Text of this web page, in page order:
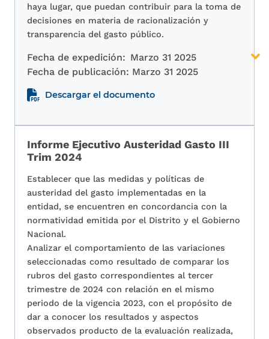
haya lugar, que puedan contribuir para la toma de
decisiones en materia de racionalización y
transparencia del gasto público.
Fecha de expedición: Marzo 31 2025
Fecha de publicación: Marzo 31 2025
Descargar el documento
Informe Ejecutivo Austeridad Gasto III
Trim 2024
Establecer que las medidas y políticas de
austeridad del gasto implementadas en la
entidad, se encuentren en concordancia con la
normatividad emitida por el Distrito y el Gobierno
Nacional.
Analizar el comportamiento de las variaciones
seleccionadas como resultado de comparar los
rubros del gasto correspondientes al tercer
trimestre de 2024 con relación en el mismo
periodo de la vigencia 2023, con el propósito de
dar a conocer los resultados y aspectos
observados producto de la evaluación realizada,